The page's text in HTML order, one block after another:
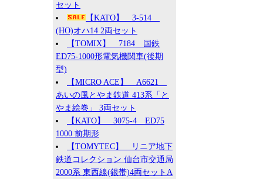
セット
【KATO】 3-514
(HO)オハ14 2両セット
【TOMIX】 7184 国鉄
ED75-1000形電気機関車(後期
型)
【MICRO ACE】 A6621
あいの風とやま鉄道 413系「と
やま絵巻」 3両セット
【KATO】 3075-4 ED75
1000 前期形
【TOMYTEC】 リニア地下
鉄道コレクション 仙台市交通局
2000系 東西線(銀帯)4両セットA